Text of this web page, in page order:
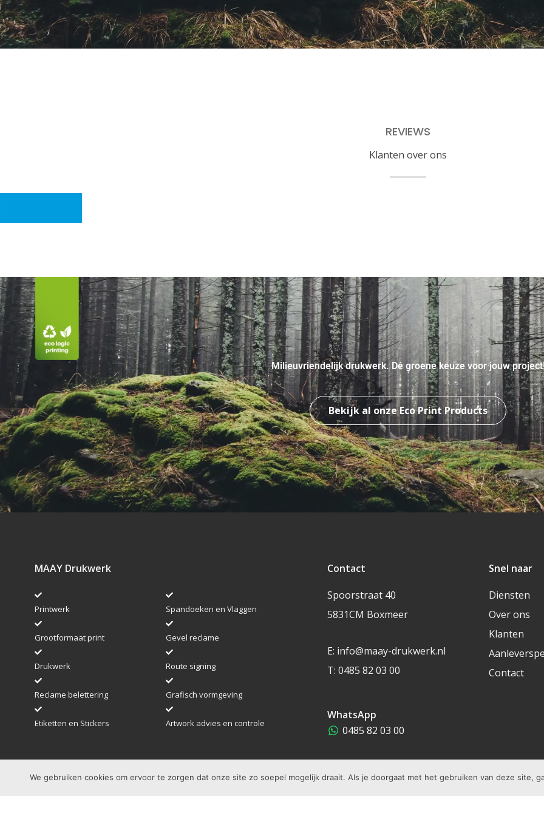
REVIEWS
Klanten over ons
Milieuvriendelijk drukwerk. Dé groene keuze voor jouw
Bekijk al onze Eco Print Products
MAAY Drukwerk
Printwerk
Grootformaat print
Drukwerk
Reclame belettering
Etiketten en Stickers
Spandoeken en Vlaggen
Gevel reclame
Route signing
Grafisch vormgeving
Artwork advies en controle
Contact
Spoorstraat 40
5831CM Boxmeer
E: info@maay-drukwerk.nl
T: 0485 82 03 00
WhatsApp
0485 82 03 00
Snel naar
Diensten
Over ons
Klanten
Contact
We gebruiken cookies om ervoor te zorgen dat onze site zo soepel mogelijk draait. Als je doorgaat met het gebruiken van deze site,